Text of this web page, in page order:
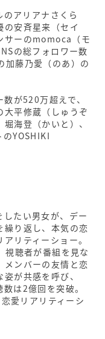
アリアナさくら
の安斉星来（セイ
サーのmomoca（モ
の総フォロワー数
藤乃愛（のあ）の
が520万超えで、
大平修蔵（しゅうぞ
海登（かいと）、
YOSHIKI
したい男女が、デー
繰り返し、本気の恋
リティーショー。
視聴者が番組を見な
メンバーの友情と恋
が共感を呼び、
は2億回を突破。
愛リアリティーシ